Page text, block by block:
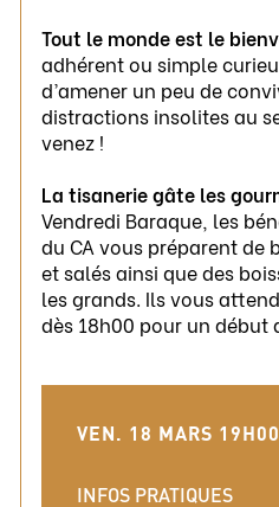
Tout le monde est le
adhérent ou simple
d’amener un peu de
distractions insolites au
venez !
La tisanerie gâte les
Vendredi Baraque, les
du CA vous préparent de
et salés ainsi que des
les grands. Ils vous
dès 18h00 pour un début
VEN. 18 MARS 19H00
INFOS PRATIQUES